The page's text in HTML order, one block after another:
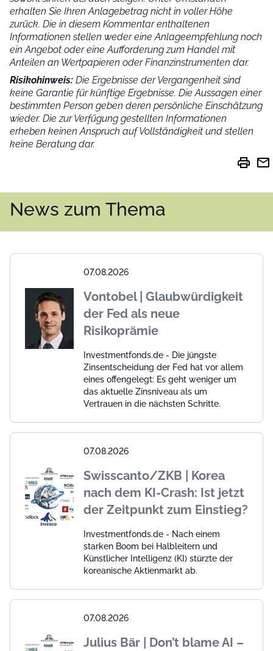
erhalten Sie Ihren Anlagebetrag nicht in voller Höhe
zurück. Die in diesem Kommentar enthaltenen
Informationen stellen weder eine Anlageempfehlung noch
ein Angebot oder eine Aufforderung zum Handel mit
Anteilen an Wertpapieren oder Finanzinstrumenten dar.
Risikohinweis: Die Ergebnisse der Vergangenheit sind
keine Garantie für künftige Ergebnisse. Die Aussagen einer
bestimmten Person geben deren persönliche Einschätzung
wieder. Die zur Verfügung gestellten Informationen
erheben keinen Anspruch auf Vollständigkeit und stellen
keine Beratung dar.
print mail
News zum Thema
07.08.2026
Vontobel | Glaubwürdigkeit
der Fed als neue
Risikoprämie
Investmentfonds.de - Die jüngste
Zinsentscheidung der Fed hat vor allem
eines offengelegt: Es geht weniger um
das aktuelle Zinsniveau als um
Vertrauen in die nächsten Schritte.
07.08.2026
Swisscanto/ZKB | Korea
nach dem KI-Crash: Ist jetzt
der Zeitpunkt zum Einstieg?
Investmentfonds.de - Nach einem
starken Boom bei Halbleitern und
Künstlicher Intelligenz (KI) stürzte der
koreanische Aktienmarkt ab.
07.08.2026
Julius Bär | Don’t blame AI –